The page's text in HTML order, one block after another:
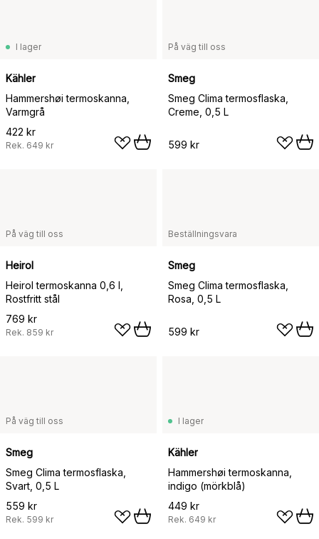
I lager
Kähler
Hammershøi termoskanna,
Varmgrå
422 kr
Rek. 649 kr
På väg till oss
Smeg
Smeg Clima termosflaska,
Creme, 0,5 L
599 kr
På väg till oss
Heirol
Heirol termoskanna 0,6 l,
Rostfritt stål
769 kr
Rek. 859 kr
Beställningsvara
Smeg
Smeg Clima termosflaska,
Rosa, 0,5 L
599 kr
På väg till oss
Smeg
Smeg Clima termosflaska,
Svart, 0,5 L
559 kr
Rek. 599 kr
I lager
Kähler
Hammershøi termoskanna,
indigo (mörkblå)
449 kr
Rek. 649 kr